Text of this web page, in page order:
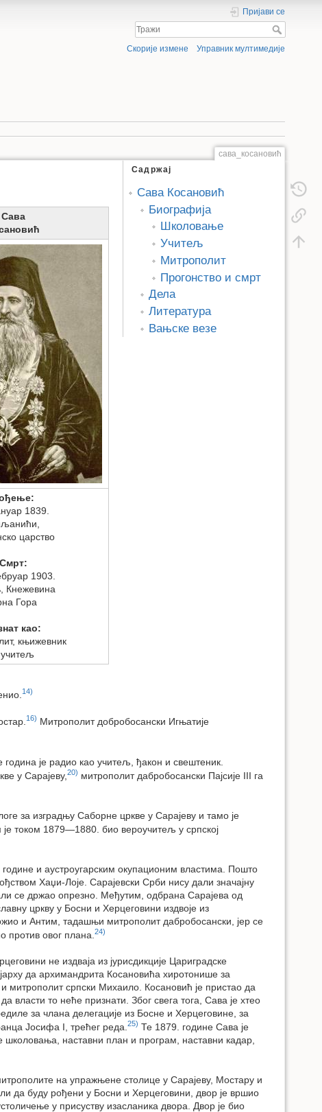
Пријави се
Скорије измене Управник мултимедије
сава_косановић
Садржај
Сава Косановић
Биографија
Школовање
Учитељ
Митрополит
Прогонство и смрт
Дела
Литература
Вањске везе
Сава
1839.
царство
Смрт:
1903.
Кнежевина
Гора
као:
књижевник
14)
16) Митрополит добробосански Игњатије
је радио као учитељ, ђакон и свештеник.
у Сарајеву, 20) митрополит дабробосански Пајсије III га
за изградњу Саборне цркве у Сарајеву и тамо је
током 1879—1880. био вероучитељ у српској
и аустроугарским окупационим властима. Пошто
Хаџи-Лоје. Сарајевски Срби нису дали значајну
се држао опрезно. Међутим, одбрана Сарајева од
цркву у Босни и Херцеговини издвоје из
и Антим, тадашњи митрополит дабробосански, јер се
против овог плана. 24)
не издваја из јурисдикције Цариградске
да архимандрита Косановића хиротонише за
митрополит српски Михаило. Косановић је пристао да
власти то неће признати. Због свега тога, Сава је хтео
за члана делегације из Босне и Херцеговине, за
Јосифа I, трећег реда. 25) Те 1879. године Сава је
школовања, наставни план и програм, наставни кадар,
на упражњене столице у Сарајеву, Мостару и
да буду рођени у Босни и Херцеговини, двор је вршио
у присуству изасланика двора. Двор је био